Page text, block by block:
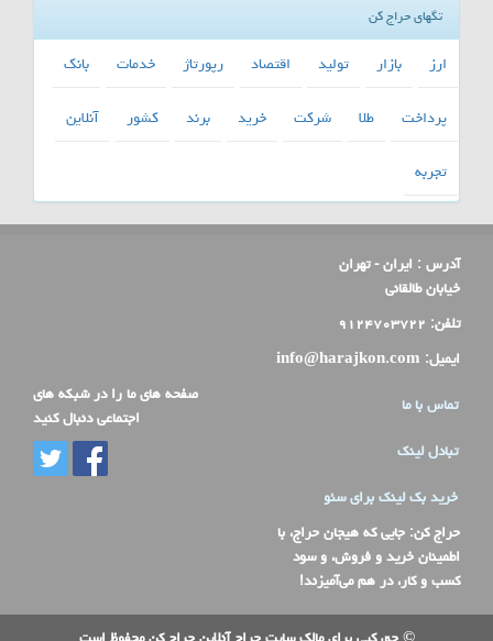
تگهای حراج کن
ارز بازار تولید اقتصاد رپورتاژ خدمات
بانك
پرداخت
طلا شركت خرید برند كشور
آنلاین
تجربه
آدرس : ایران - تهران
خیابان طالقانی
تلفن: ۹۱۲۴۷۰۳۷۲۲
ایمیل: info@harajkon.com
تماس با ما
تبادل لینک
خرید بک لینک برای سئو
حراج کن: جایی که هیجان حراج، با
اطمینان خرید و فروش، و سود
کسب و کار، در هم می‌آمیزند!
صفحه های ما را در شبکه های
اجتماعی دنبال کنید